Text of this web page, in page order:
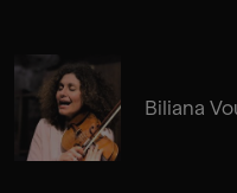
Biliana